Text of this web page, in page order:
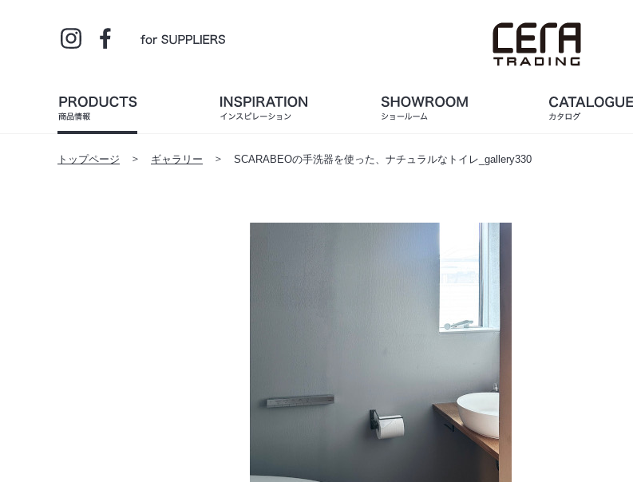
トップページ ギャラリー SCARABEOの手洗器を使った、ナチュラルなトイレ_gallery330